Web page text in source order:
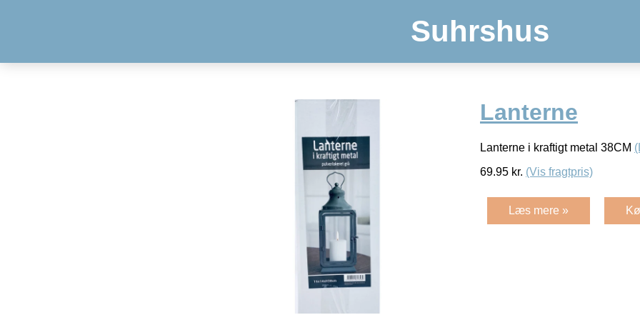
Suhrshus
Lanterne
Lanterne i kraftigt metal 38CM
69.95 kr. (Vis fragtpris)
Læs mere »